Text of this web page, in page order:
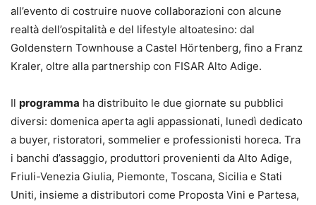
all’evento di costruire nuove collaborazioni con alcune
realtà dell’ospitalità e del lifestyle altoatesino: dal
Goldenstern Townhouse a Castel Hörtenberg, fino a Franz
Kraler, oltre alla partnership con FISAR Alto Adige.
Il programma ha distribuito le due giornate su pubblici
diversi: domenica aperta agli appassionati, lunedì dedicato
a buyer, ristoratori, sommelier e professionisti horeca. Tra
i banchi d’assaggio, produttori provenienti da Alto Adige,
Friuli-Venezia Giulia, Piemonte, Toscana, Sicilia e Stati
Uniti, insieme a distributori come Proposta Vini e Partesa,